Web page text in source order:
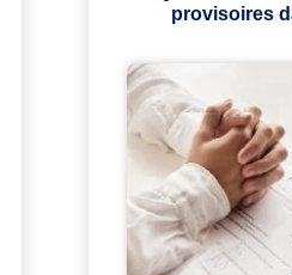
provisoires